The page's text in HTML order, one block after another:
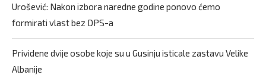
Urošević: Nakon izbora naredne godine ponovo ćemo
formirati vlast bez DPS-a
Prividene dvije osobe koje su u Gusinju isticale zastavu Velike
Albanije